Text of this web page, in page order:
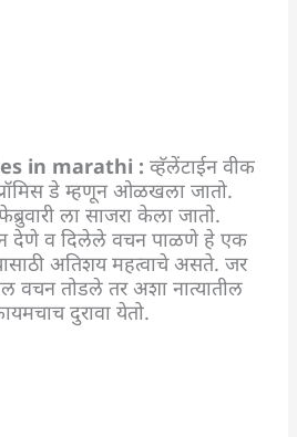
in marathi : व्हॅलेंटाईन वीक
डे म्हणून ओळखला जातो.
ला साजरा केला जातो.
देणे व दिलेले वचन पाळणे हे एक
अतिशय महत्वाचे असते. जर
वचन तोडले तर अशा नात्यातील
दुरावा येतो.